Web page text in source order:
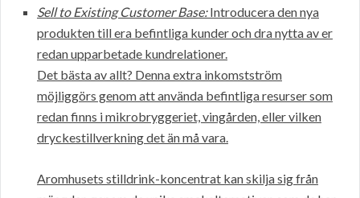
Sell to Existing Customer Base:Introducera den nya
produkten till era befintliga kunder och dra nytta av er
redan upparbetade kundrelationer.
Det bästa av allt? Denna extra inkomstström
möjliggörs genom att använda befintliga resurser som
redan finns i mikrobryggeriet, vingården, eller vilken
dryckestillverkning det än må vara.
Aromhusets stilldrink-koncentrat kan skilja sig från